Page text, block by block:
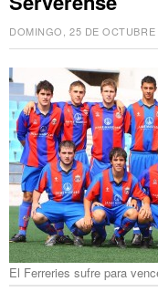
DOMINGO, 25 DE
El Ferreries sufre para